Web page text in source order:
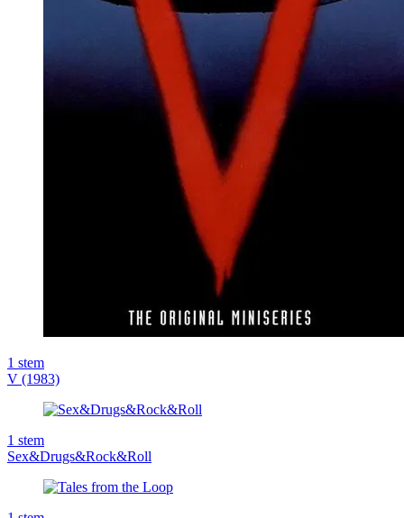
1 stem
V (1983)
1 stem
Sex&Drugs&Rock&Roll